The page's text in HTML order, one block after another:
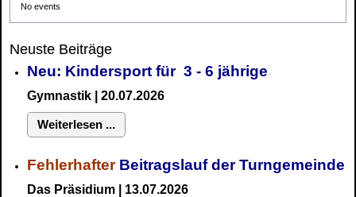
No events
Neuste Beiträge
Neu: Kindersport für 3 - 6 jährige
Gymnastik | 20.07.2026
Weiterlesen ...
FehlerhafterBeitragslauf der Turngemeinde
Das Präsidium | 13.07.2026